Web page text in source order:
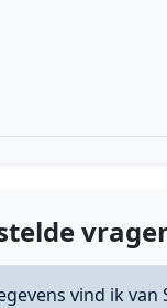
vind ik